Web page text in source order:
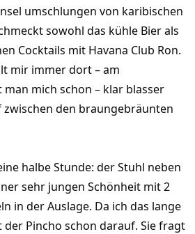
umschlungen von karibischen
sowohl das kühle Bier als
Cocktails mit Havana Club Ron.
mir immer dort – am
mich schon – klar blasser
zwischen den braungebräunten
halbe Stunde: der Stuhl neben
sehr jungen Schönheit mit 2
in der Auslage. Da ich das lange
Pincho schon darauf. Sie fragt